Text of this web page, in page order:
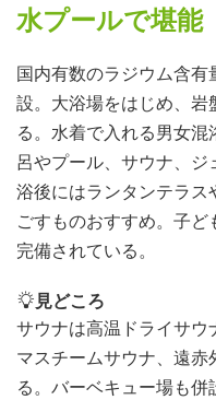
水プールで堪能
国内有数のラジウム含
設。大浴場をはじめ、
る。水着で入れる男女
呂やプール、サウナ、
浴後にはランタンテラス
ごすものおすすめ。子
完備されている。
見どころ
サウナは高温ドライサウ
マスチームサウナ、遠
る。バーベキュー場も